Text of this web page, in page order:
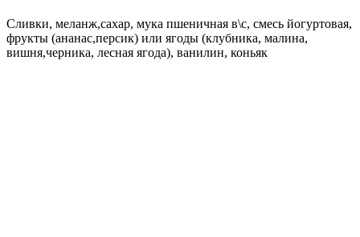
Сливки, меланж,сахар, мука пшеничная в\с, смесь йогуртовая,
фрукты (ананас,персик) или ягоды (клубника, малина,
вишня,черника, лесная ягода), ванилин, коньяк